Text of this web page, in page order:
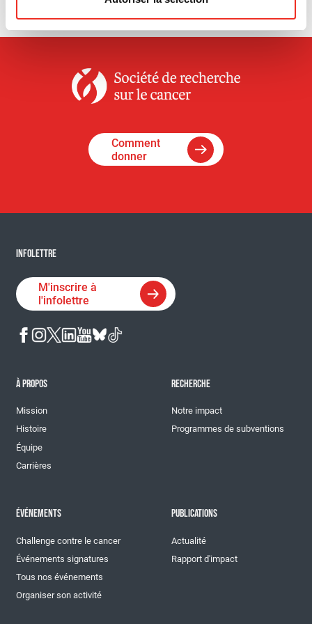
Comment
donner
INFOLETTRE
M'inscrire à
l'infolettre
À PROPOS
Mission
Histoire
Équipe
Carrières
RECHERCHE
Notre impact
Programmes de subventions
ÉVÉNEMENTS
Challenge contre le cancer
Événements signatures
Tous nos événements
Organiser son activité
PUBLICATIONS
Actualité
Rapport d'impact